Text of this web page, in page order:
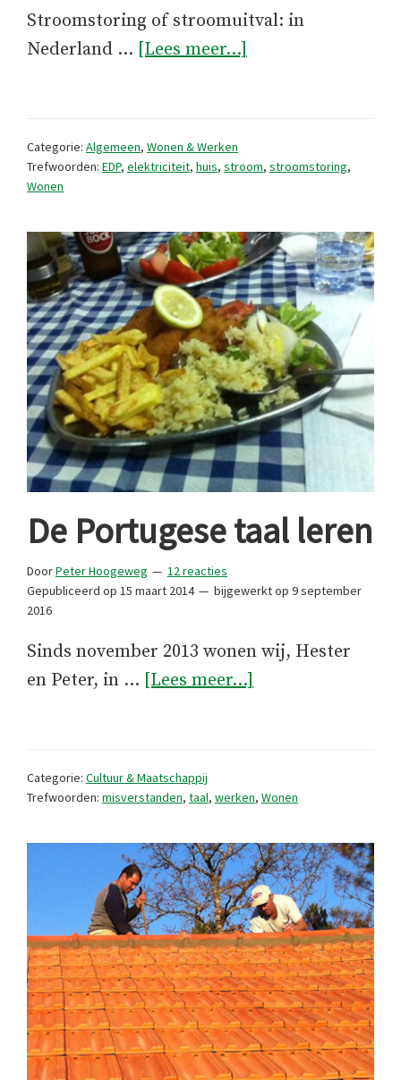
Stroomstoring of stroomuitval: in
Nederland … [Lees meer...]
Categorie: Algemeen, Wonen & Werken
Trefwoorden: EDP, elektriciteit, huis, stroom, stroomstoring,
Wonen
De Portugese taal leren
DoorPeter Hoogeweg
12 reacties
Gepubliceerd op 15 maart 2014 bijgewerkt op 9 september
2016
Sinds november 2013 wonen wij, Hester
en Peter, in … [Lees meer...]
Categorie: Cultuur & Maatschappij
Trefwoorden: misverstanden, taal, werken, Wonen